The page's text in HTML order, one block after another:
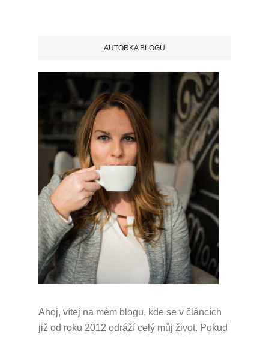
AUTORKA BLOGU
Ahoj, vítej na mém blogu, kde se v článcích
již od roku 2012 odráží celý můj život. Pokud